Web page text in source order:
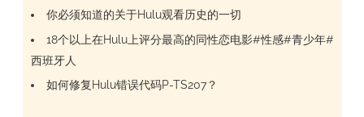
你必须知道的关于Hulu观看历史的一切
18个以上在Hulu上评分最高的同性恋电影#性感#青少年#
西班牙人
如何修复Hulu错误代码P-TS207？